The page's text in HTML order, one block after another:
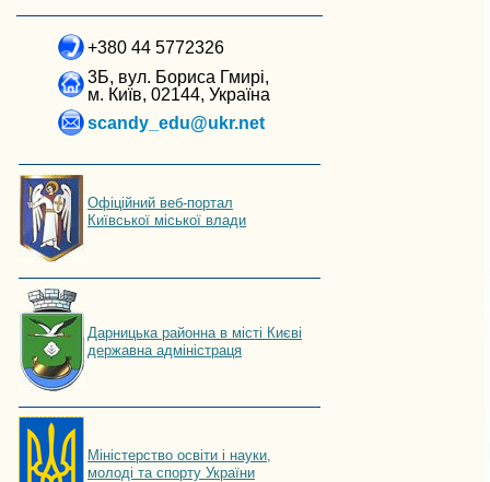
+380 44 5772326
3Б, вул. Бориса Гмирі,
м. Київ, 02144, Україна
scandy_edu@ukr.net
Офіційний веб-портал
Київської міської влади
Дарницька районна в місті Києві
державна адміністраця
Мiнiстерство освiти і науки,
молоді та спорту України